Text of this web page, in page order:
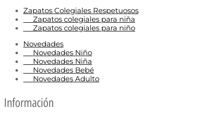
Zapatos Colegiales Respetuosos
Zapatos colegiales para niña
Zapatos colegiales para niño
Novedades
Novedades Niño
Novedades Niña
Novedades Bebé
Novedades Adulto
Información